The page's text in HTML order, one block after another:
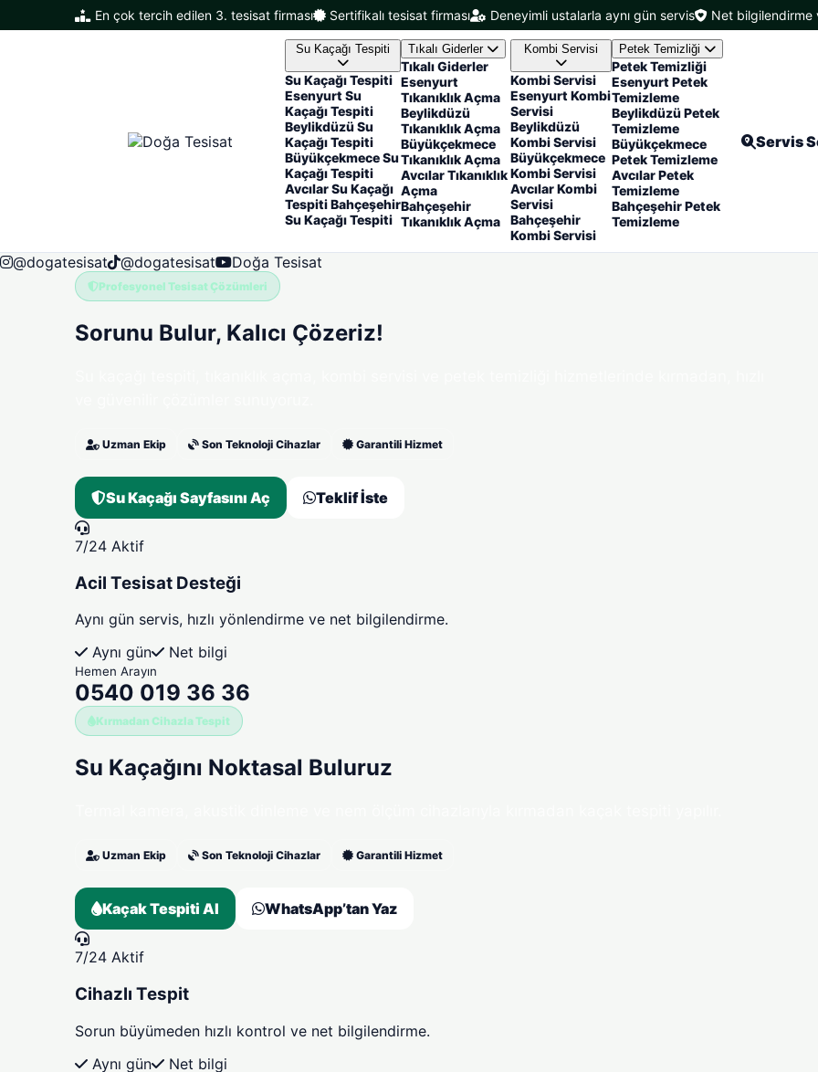
En çok tercih edilen 3. tesisat firması Sertifikalı tesisat firması Deneyimli ustalarla aynı gün servis Net bilgilendirme
Su Kaçağı Tespiti
Esenyurt Su
Kaçağı Tespiti
Beylikdüzü Su
Kaçağı Tespiti
Büyükçekmece Su
Kaçağı Tespiti
Avcılar Su Kaçağı
TespitiBahçeşehir
Su Kaçağı Tespiti
Tıkalı Giderler
Tıkalı Giderler
Esenyurt
Tıkanıklık Açma
Beylikdüzü
Tıkanıklık Açma
Büyükçekmece
Tıkanıklık Açma
Avcılar Tıkanıklık
Açma
Bahçeşehir
Tıkanıklık Açma
Kombi Servisi
Esenyurt Kombi
Servisi
Beylikdüzü
Kombi Servisi
Büyükçekmece
Kombi Servisi
Avcılar Kombi
Servisi
Bahçeşehir
Kombi Servisi
Petek Temizliği
Petek Temizliği
Esenyurt Petek
Temizleme
Beylikdüzü Petek
Temizleme
Büyükçekmece
Petek Temizleme
Avcılar Petek
Temizleme
Bahçeşehir Petek
Temizleme
Servis
@dogatesisat @dogatesisat Doğa Tesisat
Profesyonel Tesisat Çözümleri
Sorunu Bulur, Kalıcı Çözeriz!
Uzman Ekip Son Teknoloji Cihazlar Garantili Hizmet
Su Kaçağı Sayfasını Aç Teklif İste
7/24 Aktif
Acil Tesisat Desteği
Aynı gün servis, hızlı yönlendirme ve net bilgilendirme.
Aynı gün
Net bilgi
Hemen Arayın
0540 019 36 36
Kırmadan Cihazla Tespit
Su Kaçağını Noktasal Buluruz
Uzman Ekip Son Teknoloji Cihazlar Garantili Hizmet
Kaçak Tespiti Al WhatsApp’tan Yaz
7/24 Aktif
Cihazlı Tespit
Sorun büyümeden hızlı kontrol ve net bilgilendirme.
Aynı gün
Net bilgi